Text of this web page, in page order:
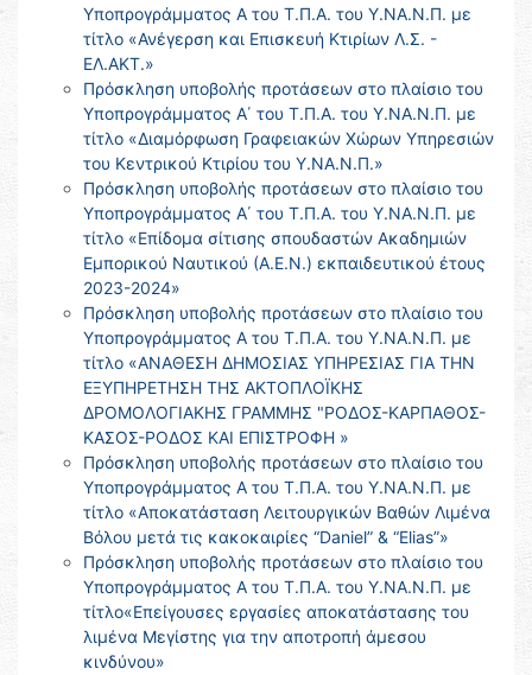
Υποπρογράμματος Α του Τ.Π.Α. του Υ.ΝΑ.Ν.Π. με
τίτλο «Ανέγερση και Επισκευή Κτιρίων Λ.Σ. -
ΕΛ.ΑΚΤ.»
Πρόσκληση υποβολής προτάσεων στο πλαίσιο του
Υποπρογράμματος Α΄ του Τ.Π.Α. του Υ.ΝΑ.Ν.Π. με
τίτλο «Διαμόρφωση Γραφειακών Χώρων Υπηρεσιών
του Κεντρικού Κτιρίου του Υ.ΝΑ.Ν.Π.»
Πρόσκληση υποβολής προτάσεων στο πλαίσιο του
Υποπρογράμματος Α΄ του Τ.Π.Α. του Υ.ΝΑ.Ν.Π. με
τίτλο «Επίδομα σίτισης σπουδαστών Ακαδημιών
Εμπορικού Ναυτικού (Α.Ε.Ν.) εκπαιδευτικού έτους
2023-2024»
Πρόσκληση υποβολής προτάσεων στο πλαίσιο του
Υποπρογράμματος Α του Τ.Π.Α. του Υ.ΝΑ.Ν.Π. με
τίτλο «ΑΝΑΘΕΣΗ ΔΗΜΟΣΙΑΣ ΥΠΗΡΕΣΙΑΣ ΓΙΑ ΤΗΝ
ΕΞΥΠΗΡΕΤΗΣΗ ΤΗΣ ΑΚΤΟΠΛΟΪΚΗΣ
ΔΡΟΜΟΛΟΓΙΑΚΗΣ ΓΡΑΜΜΗΣ "ΡΟΔΟΣ-ΚΑΡΠΑΘΟΣ-
ΚΑΣΟΣ-ΡΟΔΟΣ ΚΑΙ ΕΠΙΣΤΡΟΦΗ »
Πρόσκληση υποβολής προτάσεων στο πλαίσιο του
Υποπρογράμματος Α του Τ.Π.Α. του Υ.ΝΑ.Ν.Π. με
τίτλο «Αποκατάσταση Λειτουργικών Βαθών Λιμένα
Βόλου μετά τις κακοκαιρίες “Daniel” & “Elias”»
Πρόσκληση υποβολής προτάσεων στο πλαίσιο του
Υποπρογράμματος Α του Τ.Π.Α. του Υ.ΝΑ.Ν.Π. με
τίτλο«Επείγουσες εργασίες αποκατάστασης του
λιμένα Μεγίστης για την αποτροπή άμεσου
κινδύνου»